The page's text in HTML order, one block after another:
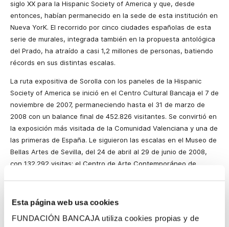
Esta página web usa cookies
FUNDACIÓN BANCAJA utiliza cookies propias y de
siglo XX para la Hispanic Society of America y que, desde
entonces, habían permanecido en la sede de esta institución en
Nueva YorK. El recorrido por cinco ciudades españolas de esta
serie de murales, integrada también en la propuesta antológica
del Prado, ha atraído a casi 1,2 millones de personas, batiendo
récords en sus distintas escalas.
La ruta expositiva de Sorolla con los paneles de la Hispanic
Society of America se inició en el Centro Cultural Bancaja el 7 de
noviembre de 2007, permaneciendo hasta el 31 de marzo de
2008 con un balance final de 452.826 visitantes. Se convirtió en
la exposición más visitada de la Comunidad Valenciana y una de
las primeras de España. Le siguieron las escalas en el Museo de
Bellas Artes de Sevilla, del 24 de abril al 29 de junio de 2008,
con 132.292 visitas; el Centro de Arte Contemporáneo de
octubre de 2008 y el 18 de enero de 2009, donde fue visitada
con 252.376 visitas, en una muestra que estuvo abierta al